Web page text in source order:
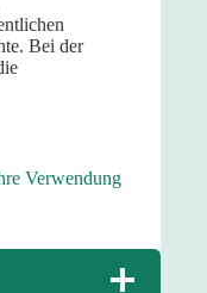
Bei der
Verwendung